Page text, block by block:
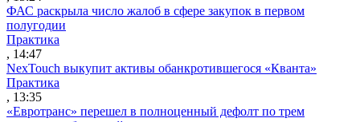
ФАС раскрыла число жалоб в сфере закупок в первом
полугодии
Практика
, 14:47
NexTouch выкупит активы обанкротившегося «Кванта»
Практика
, 13:35
«Евротранс» перешел в полноценный дефолт по трем